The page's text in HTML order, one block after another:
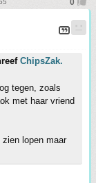
ChipsZak.
tegen, zoals
met haar vriend
lopen maar